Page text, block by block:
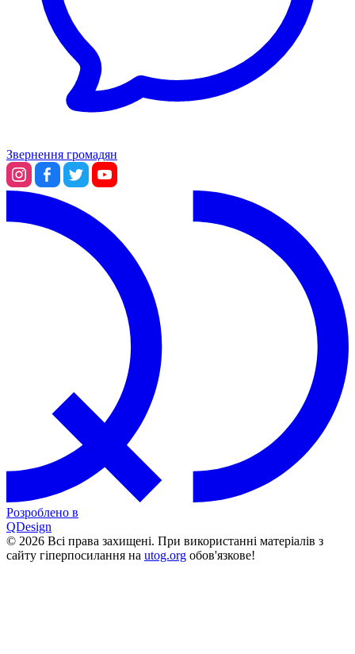
Звернення громадян
Розроблено в
QDesign
© 2026 Всі права захищені. При використанні матеріалів з
сайту гіперпосилання на utog.org обов'язкове!